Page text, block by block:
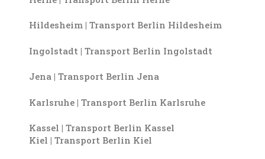
Hildesheim | Transport Berlin Hildesheim
Ingolstadt | Transport Berlin Ingolstadt
Jena | Transport Berlin Jena
Karlsruhe | Transport Berlin Karlsruhe
Kassel | Transport Berlin Kassel
Kiel | Transport Berlin Kiel